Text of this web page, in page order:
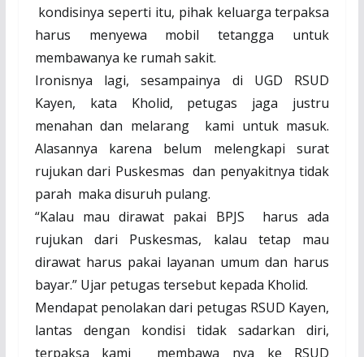
kondisinya seperti itu, pihak keluarga terpaksa
harus menyewa mobil tetangga untuk
membawanya ke rumah sakit.
Ironisnya lagi, sesampainya di UGD RSUD
Kayen, kata Kholid, petugas jaga justru
menahan dan melarang
kami untuk masuk.
Alasannya karena belum melengkapi surat
rujukan dari Puskesmas dan penyakitnya tidak
parah maka disuruh pulang.
“Kalau mau dirawat pakai BPJS
harus ada
rujukan dari Puskesmas, kalau tetap mau
dirawat harus pakai layanan umum dan harus
bayar.” Ujar petugas tersebut kepada Kholid.
Mendapat penolakan dari petugas RSUD Kayen,
lantas dengan kondisi tidak sadarkan diri,
terpaksa kami
membawa nya ke RSUD